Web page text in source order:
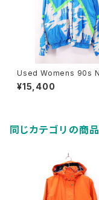
Used Womens 90s
hallenge Coat Blue
Track Jacket Size L
¥15,400
同じカテゴリの商品